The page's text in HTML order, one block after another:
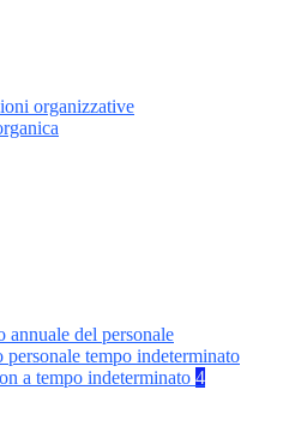
organizzative
annuale del personale
personale tempo indeterminato
a tempo indeterminato 4